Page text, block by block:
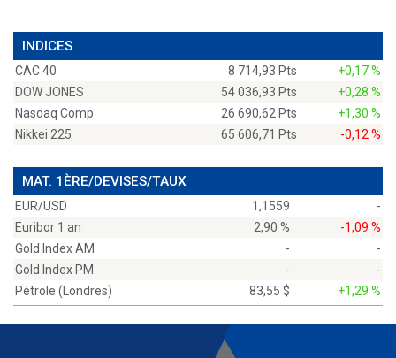
INDICES
CAC 40 8 714,93 Pts
+0,17 %
DOW JONES
54 036,93 Pts
+0,28 %
Nasdaq Comp
26 690,62 Pts
+1,30 %
Nikkei 225
65 606,71 Pts -0,12 %
MAT. 1ÈRE/DEVISES/TAUX
EUR/USD 1,1559
-
Euribor 1 an
2,90 %
-1,09 %
Gold Index AM
-
-
Gold Index PM
-
-
Pétrole (Londres)
83,55 $ +1,29 %